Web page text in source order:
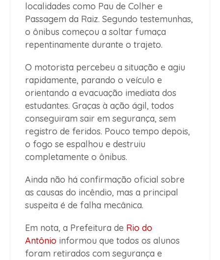
localidades como Pau de Colher e
Passagem da Raiz. Segundo testemunhas,
o ônibus começou a soltar fumaça
repentinamente durante o trajeto.
O motorista percebeu a situação e agiu
rapidamente, parando o veículo e
orientando a evacuação imediata dos
estudantes. Graças à ação ágil, todos
conseguiram sair em segurança, sem
registro de feridos. Pouco tempo depois,
o fogo se espalhou e destruiu
completamente o ônibus.
Ainda não há confirmação oficial sobre
as causas do incêndio, mas a principal
suspeita é de falha mecânica.
Em nota, a Prefeitura de Rio do
Antônio informou que todos os alunos
foram retirados com segurança e